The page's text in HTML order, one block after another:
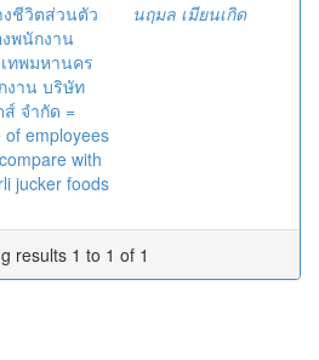
ชีวิตส่วนตัว
พนักงาน
ทพมหานคร
งาน บริษัท
ส์ จำกัด =
of employees
with
jucker foods
นฤมล เมียนเกิด
results 1 to 1 of 1